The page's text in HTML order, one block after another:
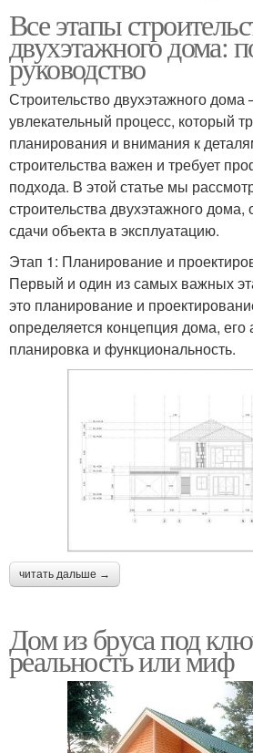
Все этапы
двухэтажного дома:
руководство
Строительство двухэтажного
увлекательный процесс, который
планирования и внимания к
строительства важен и требует
подхода. В этой статье мы
строительства двухэтажного
сдачи объекта в эксплуатацию.
Этап 1: Планирование и
Первый и один из самых важных
это планирование и
определяется концепция дома, его
планировка и функциональность.
читать дальше →
Дом из бруса под
реальность или миф